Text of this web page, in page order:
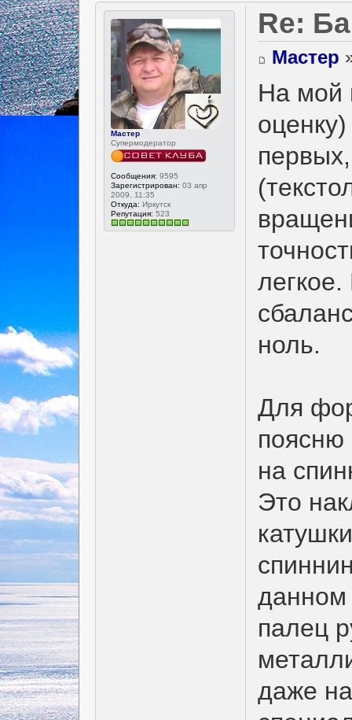
Мастер
Супермодератор
Сообщения: 9595
Зарегистрирован: 03 апр
2009, 11:35
Откуда: Иркутск
Репутация: 523
Re:
Мастер
На мой
ноль.
Для
поясню
на
Это
данном
палец
даже